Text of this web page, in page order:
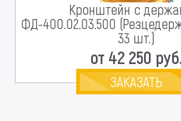
Кронштейн с
ФД-400.02.03.500
33 шт.)
от 42 250
ЗАКАЗАТЬ